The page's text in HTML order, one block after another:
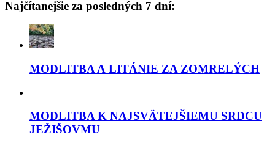
Najčítanejšie za posledných 7 dní:
MODLITBA A LITÁNIE ZA ZOMRELÝCH
MODLITBA K NAJSVÄTEJŠIEMU SRDCU
JEŽIŠOVMU